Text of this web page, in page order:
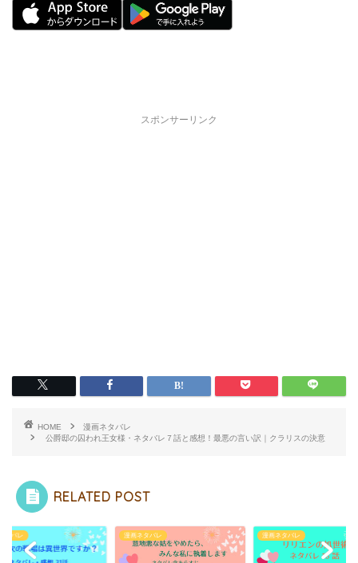
スポンサーリンク
HOME
漫画ネタバレ
公爵邸の囚われ王女様・ネタバレ７話と感想！最悪の言い訳｜クラリスの決意
RELATED POST
タバレ 漫画ネタバレ 漫画ネタバレ